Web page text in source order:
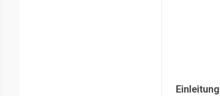
Einleitung